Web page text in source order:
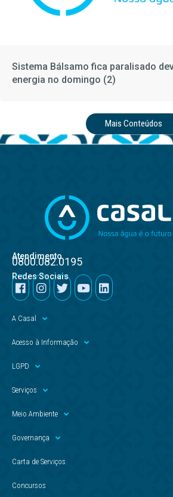
Sistema Bálsamo fica paralisado
energia no domingo (2)
Mais Conteúdos
Atendimento
0800.082.0195
Redes Sociais
A Casal
Acesso à Informação
LGPD
Serviços
Meio Ambiente
Governança
Carta de Serviços
Concursos